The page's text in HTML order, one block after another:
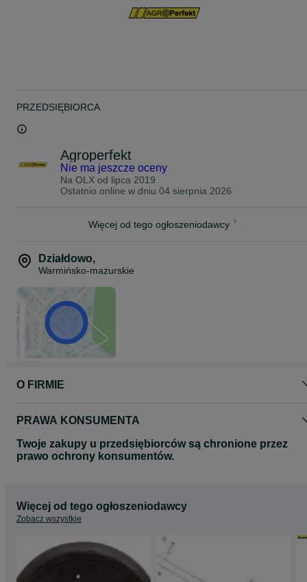
PRZEDSIĘBIORCA
Agroperfekt
Nie ma jeszcze oceny
Na OLX od lipca 2019
Ostatnio online w dniu 04 sierpnia 2026
Więcej od tego ogłoszeniodawcy
Działdowo,
Warmińsko-mazurskie
O FIRMIE
PRAWA KONSUMENTA
Twoje zakupy u przedsiębiorców są chronione przez
prawo ochrony konsumentów.
Więcej od tego ogłoszeniodawcy
Zobacz wszystkie